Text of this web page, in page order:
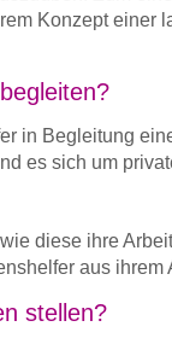
Konzept einer
in Begleitung
es sich um
diese ihre
aus ihrem
stellen?